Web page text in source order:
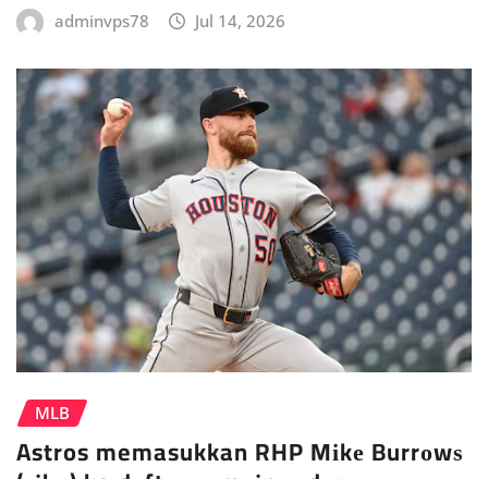
adminvps78 Jul 14, 2026
MLB
Astros memasukkan RHP Mіkе Burrоwѕ